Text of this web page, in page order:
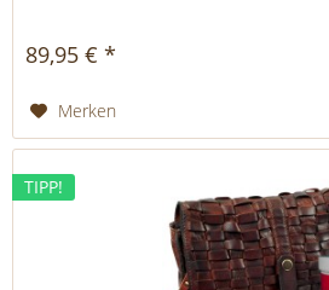
89,95 € *
Merken
TIPP!